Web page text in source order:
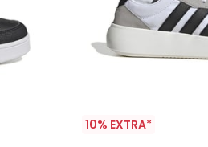
10% EXTRA*